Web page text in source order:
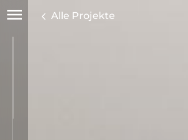
Alle Projekte